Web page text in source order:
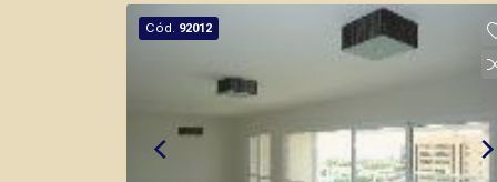
planejada com cooktop, coifa e mesa; -
Despensa; - Área de serviço planejada;
- Banheiro serviço; - Apartamento
riquíssimo em armários, acabamentos
sofisticados, piso porcelanato,
completo em iluminação; - 4 vagas de
Cód. 92012